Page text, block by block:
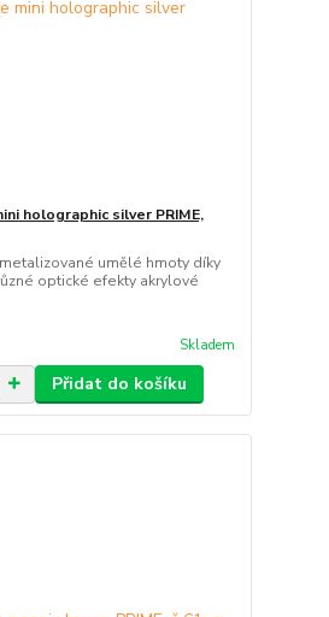
holographic silver PRIME,
umělé hmoty díky
optické efekty akrylové
Skladem
Přidat do košíku